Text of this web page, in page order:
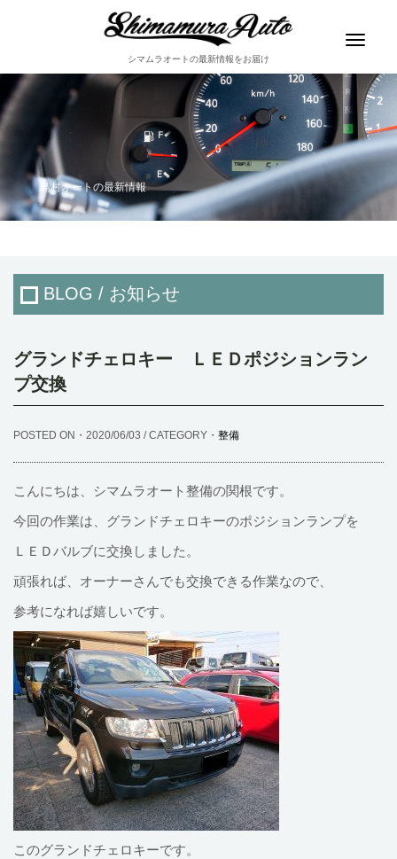
シマムラオートの最新情報をお届け
Toggle
島村オートの最新情報
BLOG / お知らせ
グランドチェロキー ＬＥＤポジションラン
プ交換
POSTED ON・2020/06/03 / CATEGORY・ 整備
こんにちは、シマムラオート整備の関根です。
今回の作業は、グランドチェロキーのポジションランプを
ＬＥＤバルブに交換しました。
頑張れば、オーナーさんでも交換できる作業なので、
参考になれば嬉しいです。
このグランドチェロキーです。